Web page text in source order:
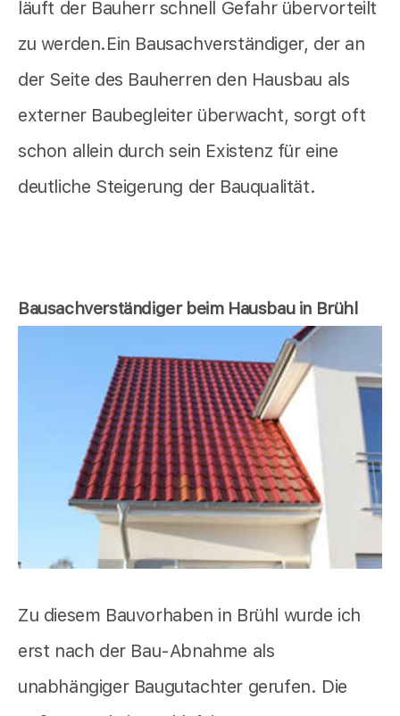
läuft der Bauherr schnell Gefahr übervorteilt
zu werden.Ein Bausachverständiger, der an
der Seite des Bauherren den Hausbau als
externer Baubegleiter überwacht, sorgt oft
schon allein durch sein Existenz für eine
deutliche Steigerung der Bauqualität.
Bausachverständiger beim Hausbau in Brühl
Zu diesem Bauvorhaben in Brühl wurde ich
erst nach der Bau-Abnahme als
unabhängiger Baugutachter gerufen. Die